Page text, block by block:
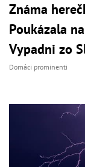
Známa
Poukázala
Vypadni zo
Domáci prominenti